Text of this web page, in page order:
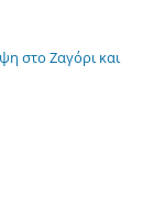
στο Ζαγόρι και